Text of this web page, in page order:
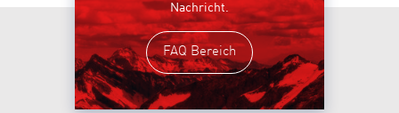
Nachricht.
FAQ Bereich